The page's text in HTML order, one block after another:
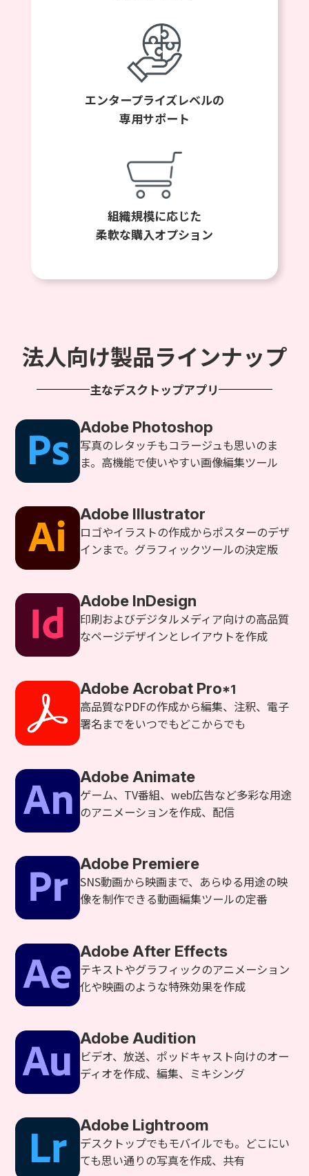
エンタープライズレベルの
専用サポート
組織規模に応じた
柔軟な購入オプション
法人向け製品ラインナップ
主なデスクトップアプリ
Adobe Photoshop
写真のレタッチもコラージュも思いのま
ま。高機能で使いやすい画像編集ツール
Adobe Illustrator
ロゴやイラストの作成からポスターのデザ
インまで。グラフィックツールの決定版
Adobe InDesign
印刷およびデジタルメディア向けの高品質
なページデザインとレイアウトを作成
Adobe Acrobat Pro*1
高品質なPDFの作成から編集、注釈、電子
署名までをいつでもどこからでも
Adobe Animate
ゲーム、TV番組、web広告など多彩な用途
のアニメーションを作成、配信
Adobe Premiere
SNS動画から映画まで、あらゆる用途の映
像を制作できる動画編集ツールの定番
Adobe After Effects
テキストやグラフィックのアニメーション
化や映画のような特殊効果を作成
Adobe Audition
ビデオ、放送、ポッドキャスト向けのオー
ディオを作成、編集、ミキシング
Adobe Lightroom
デスクトップでもモバイルでも。どこにい
ても思い通りの写真を作成、共有